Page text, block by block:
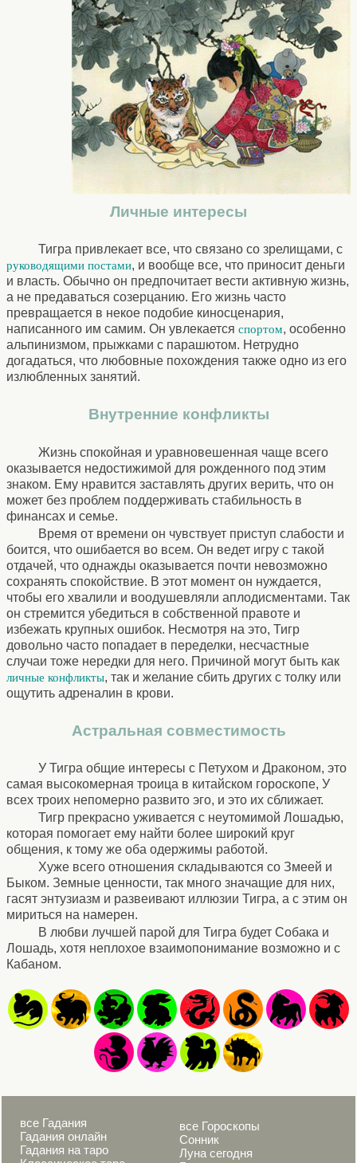
Личные интересы
Тигра привлекает все, что связано со зрелищами, с
руководящими постами, и вообще все, что приносит деньги
и власть. Обычно он предпочитает вести активную жизнь,
а не предаваться созерцанию. Его жизнь часто
превращается в некое подобие киносценария,
написанного им самим. Он увлекается спортом, особенно
альпинизмом, прыжками с парашютом. Нетрудно
догадаться, что любовные похождения также одно из его
излюбленных занятий.
Внутренние конфликты
Жизнь спокойная и уравновешенная чаще всего
оказывается недостижимой для рожденного под этим
знаком. Ему нравится заставлять других верить, что он
может без проблем поддерживать стабильность в
финансах и семье.
Время от времени он чувствует приступ слабости и
боится, что ошибается во всем. Он ведет игру с такой
отдачей, что однажды оказывается почти невозможно
сохранять спокойствие. В этот момент он нуждается,
чтобы его хвалили и воодушевляли аплодисментами. Так
он стремится убедиться в собственной правоте и
избежать крупных ошибок. Несмотря на это, Тигр
довольно часто попадает в переделки, несчастные
случаи тоже нередки для него. Причиной могут быть как
личные конфликты, так и желание сбить других с толку или
ощутить адреналин в крови.
Астральная совместимость
У Тигра общие интересы с Петухом и Драконом, это
самая высокомерная троица в китайском гороскопе, У
всех троих непомерно развито эго, и это их сближает.
Тигр прекрасно уживается с неутомимой Лошадью,
которая помогает ему найти более широкий круг
общения, к тому же оба одержимы работой.
Хуже всего отношения складываются со Змеей и
Быком. Земные ценности, так много значащие для них,
гасят энтузиазм и развеивают иллюзии Тигра, а с этим он
мириться на намерен.
В любви лучшей парой для Тигра будет Собака и
Лошадь, хотя неплохое взаимопонимание возможно и с
Кабаном.
все Гадания
Гадания онлайн
Гадания на таро
все Гороскопы
Сонник
Луна сегодня